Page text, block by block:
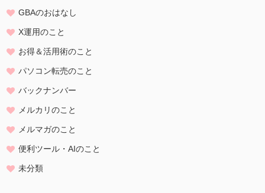
GBAのおはなし
X運用のこと
お得＆活用術のこと
パソコン転売のこと
バックナンバー
メルカリのこと
メルマガのこと
便利ツール・AIのこと
未分類